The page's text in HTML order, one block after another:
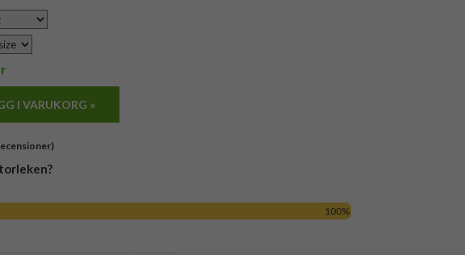
I VARUKORG »
100%